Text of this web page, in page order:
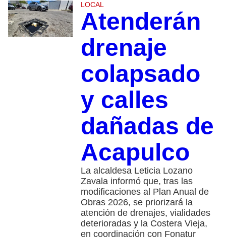
LOCAL
Atenderán
drenaje
colapsado
y calles
dañadas de
Acapulco
La alcaldesa Leticia Lozano
Zavala informó que, tras las
modificaciones al Plan Anual de
Obras 2026, se priorizará la
atención de drenajes, vialidades
deterioradas y la Costera Vieja,
en coordinación con Fonatur